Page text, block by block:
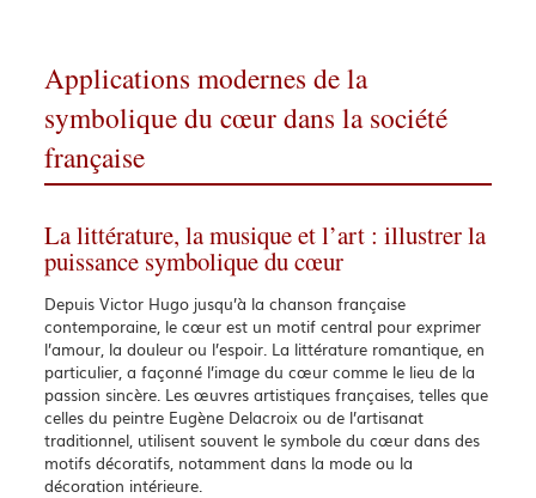
Applications modernes de la
symbolique du cœur dans la société
française
La littérature, la musique et l’art : illustrer la
puissance symbolique du cœur
Depuis Victor Hugo jusqu’à la chanson française
contemporaine, le cœur est un motif central pour exprimer
l’amour, la douleur ou l’espoir. La littérature romantique, en
particulier, a façonné l’image du cœur comme le lieu de la
passion sincère. Les œuvres artistiques françaises, telles que
celles du peintre Eugène Delacroix ou de l’artisanat
traditionnel, utilisent souvent le symbole du cœur dans des
motifs décoratifs, notamment dans la mode ou la
décoration intérieure.